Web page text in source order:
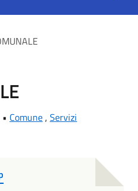
Comune, Servizi